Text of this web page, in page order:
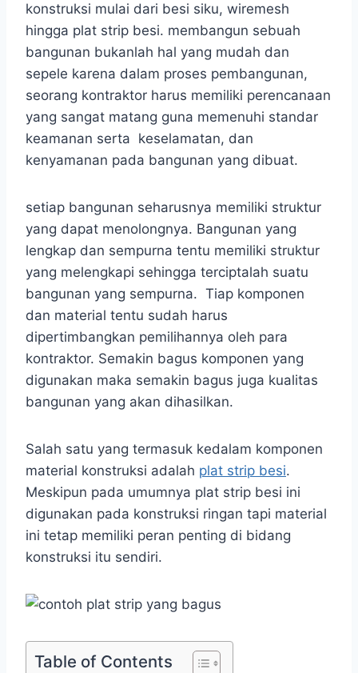
konstruksi mulai dari besi siku, wiremesh
hingga plat strip besi. membangun sebuah
bangunan bukanlah hal yang mudah dan
sepele karena dalam proses pembangunan,
seorang kontraktor harus memiliki perencanaan
yang sangat matang guna memenuhi standar
keamanan serta keselamatan, dan
kenyamanan pada bangunan yang dibuat.
setiap bangunan seharusnya memiliki struktur
yang dapat menolongnya. Bangunan yang
lengkap dan sempurna tentu memiliki struktur
yang melengkapi sehingga terciptalah suatu
bangunan yang sempurna. Tiap komponen
dan material tentu sudah harus
dipertimbangkan pemilihannya oleh para
kontraktor. Semakin bagus komponen yang
digunakan maka semakin bagus juga kualitas
bangunan yang akan dihasilkan.
Salah satu yang termasuk kedalam komponen
material konstruksi adalah plat strip besi.
Meskipun pada umumnya plat strip besi ini
digunakan pada konstruksi ringan tapi material
ini tetap memiliki peran penting di bidang
konstruksi itu sendiri.
Table of Contents